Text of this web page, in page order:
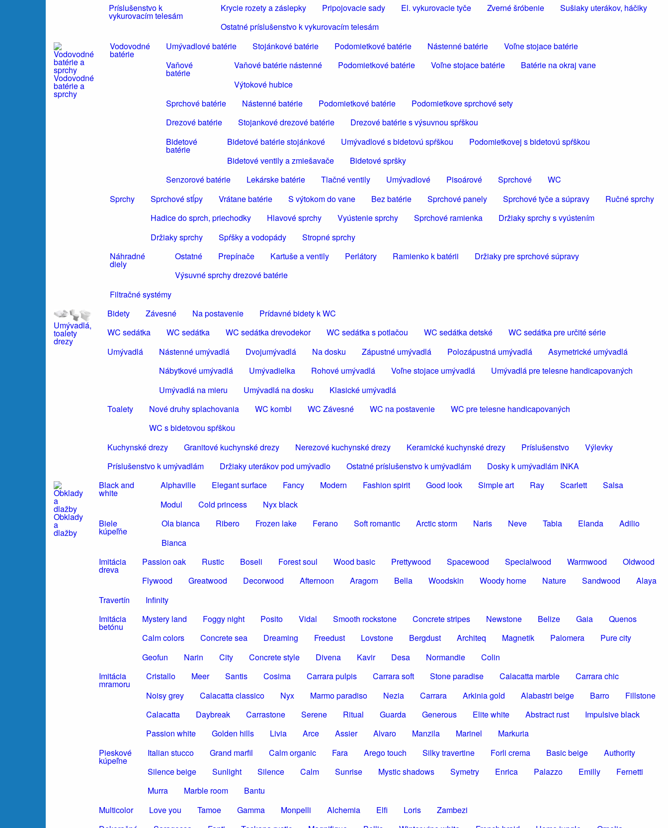
Príslušenstvo k
vykurovacím telesám
Krycie rozety a záslepky Pripojovacie sady El. vykurovacie tyče Zverné šróbenie
Sušiaky uterákov, háčiky
Ostatné príslušenstvo k vykurovacím telesám
Vodovodné
batérie a
sprchy
Vodovodné
batérie
Umývadlové batérie Stojánkové batérie Podomietkové batérie Nástenné batérie
Voľne stojace batérie
Vaňové
batérie
Vaňové batérie nástenné Podomietkové batérie Voľne stojace batérie
Batérie na okraj vane
Výtokové hubice
Sprchové batérie
Nástenné batérie Podomietkové batérie
Podomietkove sprchové sety
Drezové batérie
Stojankové drezové batérie
Drezové batérie s výsuvnou spŕškou
Bidetové
batérie
Bidetové batérie stojánkové Umývadlové s bidetovú spŕškou
Podomietkovej s bidetovú spŕškou
Bidetové ventily a zmiešavače
Bidetové spršky
Senzorové batérie
Lekárske batérie Tlačné ventily Umývadlové Pisoárové Sprchové
WC
Sprchy
Sprchové stĺpy Vrátane batérie S výtokom do vane Bez batérie Sprchové panely Sprchové tyče a súpravy
Ručné sprchy
Hadice do sprch, priechodky
Hlavové sprchy Vyústenie sprchy Sprchové ramienka
Držiaky sprchy s vyústením
Držiaky sprchy
Spŕšky a vodopády
Stropné sprchy
Náhradné
diely
Ostatné Prepínače Kartuše a ventily Perlátory Ramienko k batérii
Držiaky pre sprchové súpravy
Výsuvné sprchy drezové batérie
Filtračné systémy
Umývadlá,
toalety
drezy
Bidety Závesné Na postavenie
Prídavné bidety k WC
WC sedátka
WC sedátka WC sedátka drevodekor WC sedátka s potlačou WC sedátka detské
WC sedátka pre určité série
Umývadlá
Nástenné umývadlá Dvojumývadlá Na dosku Zápustné umývadlá Polozápustná umývadlá
Asymetrické umývadlá
Nábytkové umývadlá
Umývadielka Rohové umývadlá Voľne stojace umývadlá
Umývadlá pre telesne handicapovaných
Umývadlá na mieru
Umývadlá na dosku
Klasické umývadlá
Toalety
Nové druhy splachovania WC kombi WC Závesné WC na postavenie
WC pre telesne handicapovaných
WC s bidetovou spŕškou
Kuchynské drezy
Granitové kuchynské drezy Nerezové kuchynské drezy Keramické kuchynské drezy Príslušenstvo
Výlevky
Príslušenstvo k umývadlám
Držiaky uterákov pod umývadlo Ostatné príslušenstvo k umývadlám Dosky k umývadlám INKA
Obklady
a
dlažby
Black and
white
Alphaville Elegant surface Fancy Modern Fashion spirit Good look Simple art Ray Scarlett
Salsa
Modul
Cold princess
Nyx black
Biele
kúpeľňe
Ola bianca Ribero Frozen lake Ferano Soft romantic Arctic storm Naris Neve Tabia Elanda
Adilio
Bianca
Imitácia
dreva
Passion oak Rustic Boseli Forest soul Wood basic Prettywood Spacewood Specialwood Warmwood
Oldwood
Flywood
Greatwood Decorwood Afternoon Aragorn Bella Woodskin Woody home Nature Sandwood
Alaya
Travertín
Infinity
Imitácia
betónu
Mystery land Foggy night Posito Vidal Smooth rockstone Concrete stripes Newstone Belize Gaia
Quenos
Calm colors
Concrete sea Dreaming Freedust Lovstone Bergdust Architeq Magnetik Palomera
Pure city
Geofun
Narin City Concrete style Divena Kavir Desa Normandie
Colin
Imitácia
mramoru
Cristallo Meer Santis Cosima Carrara pulpis Carrara soft Stone paradise Calacatta marble
Carrara chic
Noisy grey
Calacatta classico Nyx Marmo paradiso Nezia Carrara Arkinia gold Alabastri beige Barro
Fillstone
Calacatta
Daybreak Carrastone Serene Ritual Guarda Generous Elite white Abstract rust
Impulsive black
Passion white
Golden hills Livia Arce Assier Alvaro Manzila Marinel
Markuria
Pieskové
kúpeľne
Italian stucco Grand marfil Calm organic Fara Arego touch Silky travertine Forli crema Basic beige
Authority
Silence beige
Sunlight Silence Calm Sunrise Mystic shadows Symetry Enrica Palazzo Emilly
Fernetti
Murra
Marble room
Bantu
Multicolor
Love you Tamoe Gamma Monpelli Alchemia Elfi Loris
Zambezi